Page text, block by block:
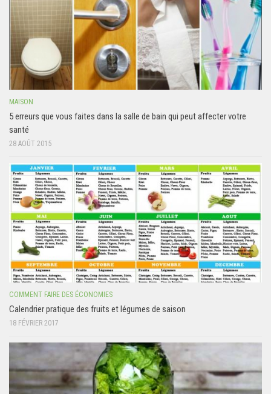
MAISON
5 erreurs que vous faites dans la salle de bain qui peut affecter votre
santé
28 AOÛT 2015
COMMENT FAIRE DES ÉCONOMIES
Calendrier pratique des fruits et légumes de saison
18 FÉVRIER 2017